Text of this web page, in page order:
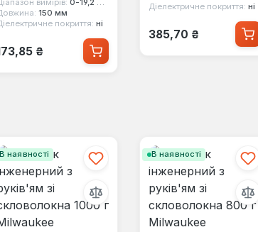
вимірів: 0-19,2 мм
150 мм
покриття: ні
ціна:
₴
Діелектричне покриття: ні
Звичайна ціна:
385,70 ₴
наявності В наявності